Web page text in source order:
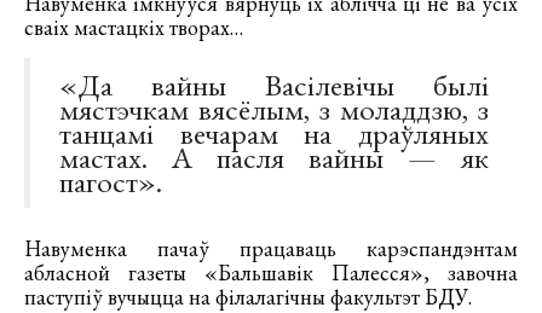
сваіх мастацкіх творах…
«Да вайны Васілевічы былі
мястэчкам вясёлым, з моладдзю, з
танцамі вечарам на драўляных
мастах. А пасля вайны — як
пагост».
Навуменка пачаў працаваць карэспандэнтам
абласной газеты «Бальшавік Палесся», завочна
паступіў вучыцца на філалагічны факультэт БДУ.